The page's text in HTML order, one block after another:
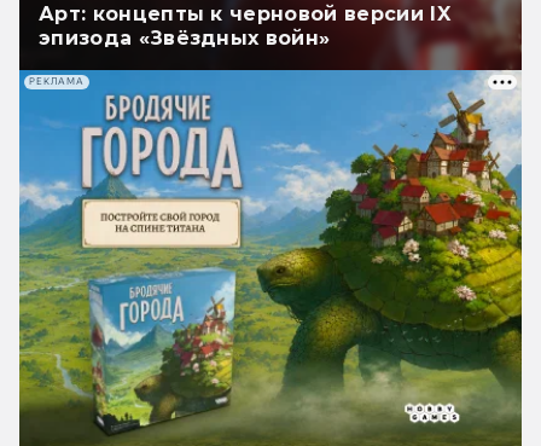
Арт: концепты к черновой версии IX
эпизода «Звёздных войн»
РЕКЛАМА